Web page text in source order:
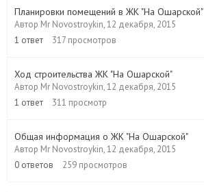
Планировки помещений в ЖК "На Ошарской"
Автор Mr Novostroykin,12 декабря, 2015
1 ответ 317 просмотров
Ход строительства ЖК "На Ошарской"
Автор Mr Novostroykin,12 декабря, 2015
1 ответ 311 просмотр
Общая информация о ЖК "На Ошарской"
Автор Mr Novostroykin,12 декабря, 2015
0 ответов 259 просмотров